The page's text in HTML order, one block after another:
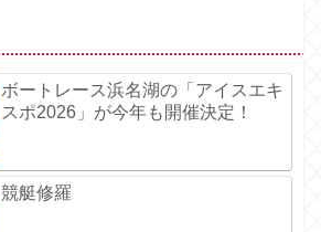
ボートレース浜名湖の「アイスエキ
スポ2026」が今年も開催決定！
競艇修羅